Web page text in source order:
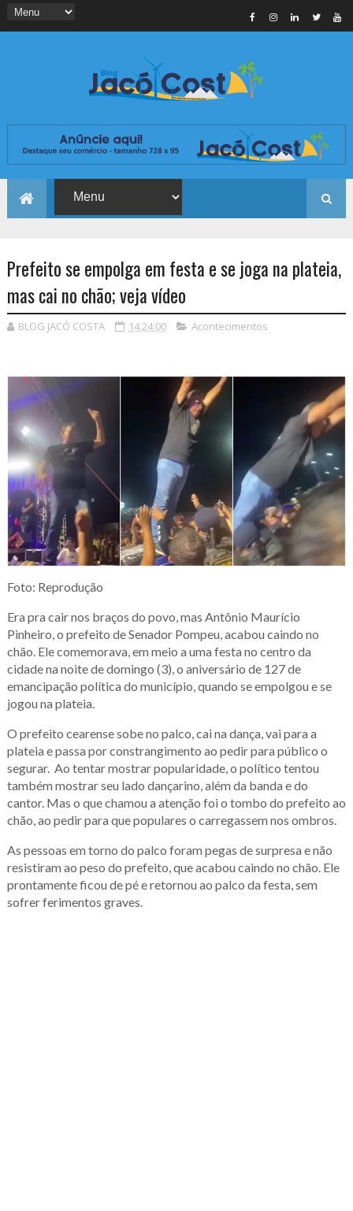
Prefeito se empolga em festa e se joga na plateia,
mas cai no chão; veja vídeo
BLOG JACÓ COSTA 14:24:00 Acontecimentos
Foto: Reprodução
Era pra cair nos braços do povo, mas Antônio Maurício
Pinheiro, o prefeito de Senador Pompeu, acabou caindo no
chão. Ele comemorava, em meio a uma festa no centro da
cidade na noite de domingo (3), o aniversário de 127 de
emancipação política do município, quando se empolgou e se
jogou na plateia.
O prefeito cearense sobe no palco, cai na dança, vai para a
plateia e passa por constrangimento ao pedir para público o
segurar. Ao tentar mostrar popularidade, o político tentou
também mostrar seu lado dançarino, além da banda e do
cantor. Mas o que chamou a atenção foi o tombo do prefeito ao
chão, ao pedir para que populares o carregassem nos ombros.
As pessoas em torno do palco foram pegas de surpresa e não
resistiram ao peso do prefeito, que acabou caindo no chão. Ele
prontamente ficou de pé e retornou ao palco da festa, sem
sofrer ferimentos graves.